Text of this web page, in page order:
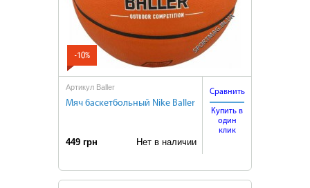
-10%
Артикул Baller
Мяч баскетбольный Nike Baller
449 грн Нет в наличии
Сравнить
Купить в
один
клик